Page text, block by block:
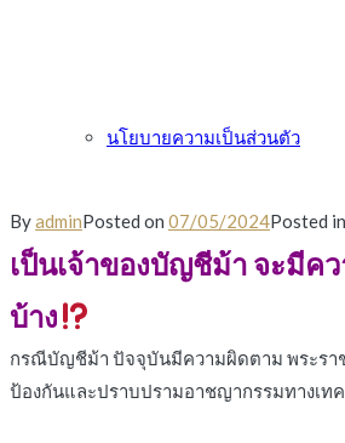
นโยบายความเป็นส่วนตัว
ByadminPosted on 07/05/2024Posted in
เป็นเจ้าของบัญชีม้า จะมีค
บ้าง
กรณีบัญชีม้า ปัจจุบันมีความผิดตาม พระรา
ป้องกันและปราบปรามอาชญากรรมทางเท